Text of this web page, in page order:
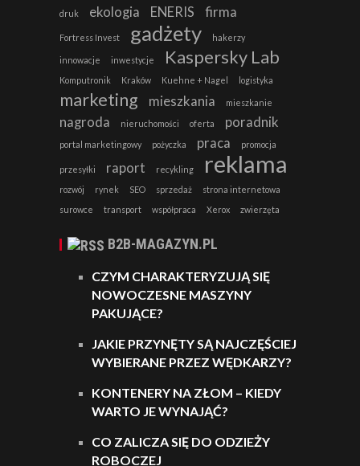
druk ekologia ENERIS firma
Fortress Invest gadżety hakerzy
innowacje inwestycje Kaspersky Lab
Komputronik Kraków Kuehne + Nagel logistyka
marketing mieszkania mieszkanie
nagroda nieruchomości oferta poradnik
portal marketingowy pożyczka praca promocja
przesyłki raport recykling reklama
rozwój rynek SEO sprzedaż
strona internetowa
surowce
transport współpraca Xerox zwierzęta
B2B-MAGAZYN.PL
CZYM CHARAKTERYZUJĄ SIĘ
NOWOCZESNE MASZYNY
PAKUJĄCE?
JAKIE PRZYNĘTY SĄ NAJCZĘŚCIEJ
WYBIERANE PRZEZ WĘDKARZY?
KONTENERY NA ZŁOM – KIEDY
WARTO JE WYNAJĄĆ?
CO ZALICZA SIĘ DO ODZIEŻY
ROBOCZEJ